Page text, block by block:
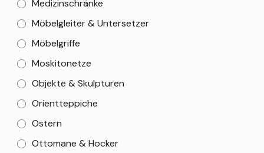
Medizinschränke
Möbelgleiter & Untersetzer
Möbelgriffe
Moskitonetze
Objekte & Skulpturen
Orientteppiche
Ostern
Ottomane & Hocker